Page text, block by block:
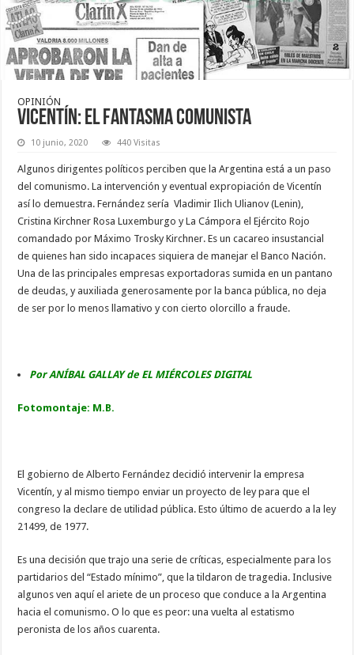
OPINIÓN
Vicentín: el fantasma comunista
10 junio, 2020 440 Visitas
Algunos dirigentes políticos perciben que la Argentina está a un paso
del comunismo. La intervención y eventual expropiación de Vicentín
así lo demuestra. Fernández sería Vladimir Ilich Ulianov (Lenin),
Cristina Kirchner Rosa Luxemburgo y La Cámpora el Ejército Rojo
comandado por Máximo Trosky Kirchner. Es un cacareo insustancial
de quienes han sido incapaces siquiera de manejar el Banco Nación.
Una de las principales empresas exportadoras sumida en un pantano
de deudas, y auxiliada generosamente por la banca pública, no deja
de ser por lo menos llamativo y con cierto olorcillo a fraude.
Por ANÍBAL GALLAY de EL MIÉRCOLES DIGITAL
Fotomontaje: M.B.
El gobierno de Alberto Fernández decidió intervenir la empresa
Vicentín, y al mismo tiempo enviar un proyecto de ley para que el
congreso la declare de utilidad pública. Esto último de acuerdo a la ley
21499, de 1977.
Es una decisión que trajo una serie de críticas, especialmente para los
partidarios del “Estado mínimo”, que la tildaron de tragedia. Inclusive
algunos ven aquí el ariete de un proceso que conduce a la Argentina
hacia el comunismo. O lo que es peor: una vuelta al estatismo
peronista de los años cuarenta.